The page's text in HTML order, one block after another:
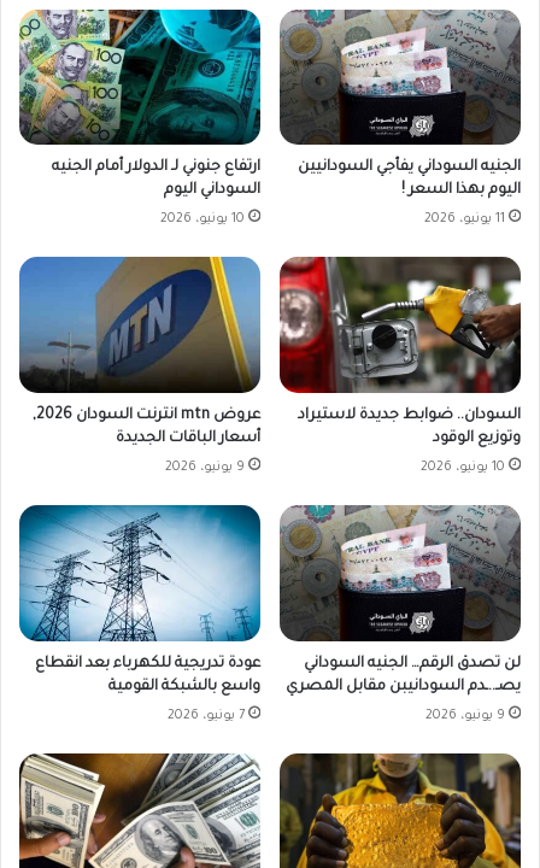
الجنيه السوداني يفأجي السودانيين
اليوم بهذا السعر !
11 يونيو، 2026
ارتفاع جنوني لـ الدولار أمام الجنيه
السوداني اليوم
10 يونيو، 2026
السودان.. ضوابط جديدة لاستيراد
وتوزيع الوقود
10 يونيو، 2026
عروض mtn انترنت السودان 2026,
أسعار الباقات الجديدة
9 يونيو، 2026
لن تصدق الرقم… الجنيه السوداني
يصـ..ـدم السودانيبن مقابل المصري
9 يونيو، 2026
عودة تدريجية للكهرباء بعد انقطاع
واسع بالشبكة القومية
7 يونيو، 2026